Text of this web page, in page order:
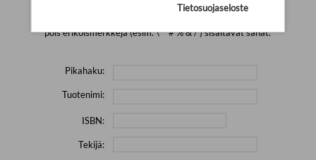
pois erikoismerkkejä (esim. \' " # % & / ) sisältävät sanat.
Pikahaku:
Tuotenimi:
ISBN:
Tekijä:
Tietosuojaseloste